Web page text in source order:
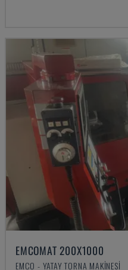
EMCOMAT 200X1000
EMCO - YATAY TORNA MAKINESI